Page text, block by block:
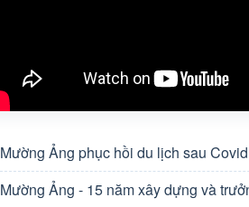
Mường Ảng phục hồi du lịch sau
Mường Ảng - 15 năm xây dựng và